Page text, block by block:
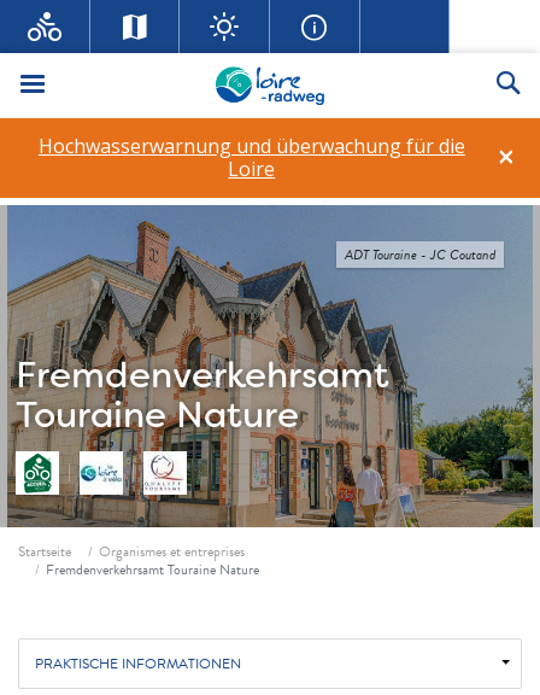
Menü
×
Hochwasserwarnung und überwachung für die
Loire
Fremdenverkehrsamt
Touraine Nature
ADT Touraine - JC Coutand
Fil d'ariane
Startseite
Organismes et entreprises
Fremdenverkehrsamt Touraine Nature
PRAKTISCHE INFORMATIONEN